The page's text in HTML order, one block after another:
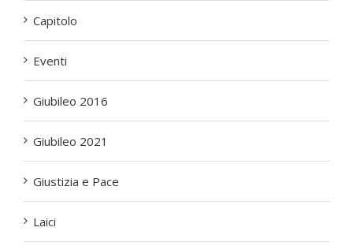
Capitolo
Eventi
Giubileo 2016
Giubileo 2021
Giustizia e Pace
Laici